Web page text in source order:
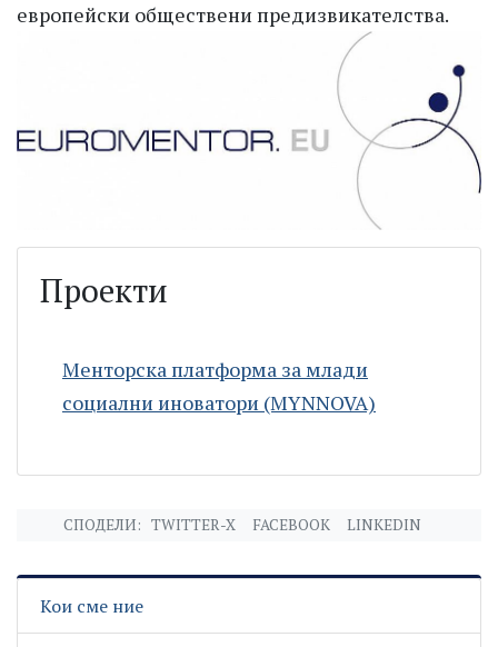
европейски обществени предизвикателства.
Проекти
Менторска платформа за млади
социални иноватори (MYNNOVA)
СПОДЕЛИ: TWITTER-X FACEBOOK LINKEDIN
Кои сме ние